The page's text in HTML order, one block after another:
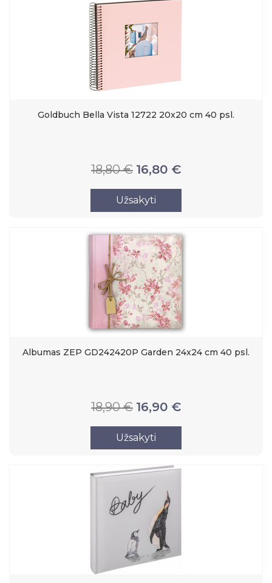
Goldbuch Bella Vista 12722 20x20 cm 40 psl.
18,80 € 16,80 €
Užsakyti
Albumas ZEP GD242420P Garden 24x24 cm 40 psl.
18,90 € 16,90 €
Užsakyti